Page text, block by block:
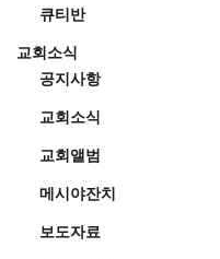
큐티반
교회소식
공지사항
교회소식
교회앨범
메시야잔치
보도자료